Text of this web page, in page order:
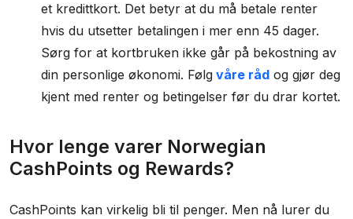
et kredittkort. Det betyr at du må betale renter
hvis du utsetter betalingen i mer enn 45 dager.
Sørg for at kortbruken ikke går på bekostning av
din personlige økonomi. Følg våre råd og gjør deg
kjent med renter og betingelser før du drar kortet.
Hvor lenge varer Norwegian
CashPoints og Rewards?
CashPoints kan virkelig bli til penger. Men nå lurer du